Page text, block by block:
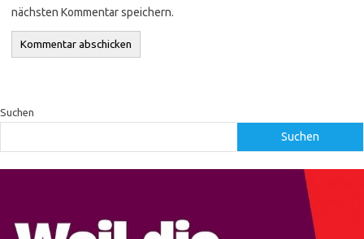
nächsten Kommentar speichern.
Suchen
Suchen